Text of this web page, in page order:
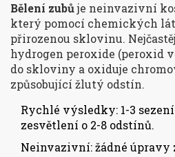
Bělení zubůje neinvazivní
který pomocí chemických
přirozenou sklovinu.
hydrogen peroxide (peroxid
do skloviny a oxiduje
způsobující žlutý odstín.
Rychlé výsledky: 1-3
zesvětlení o 2-8 odstínů.
Neinvazivní: žádné úpravy